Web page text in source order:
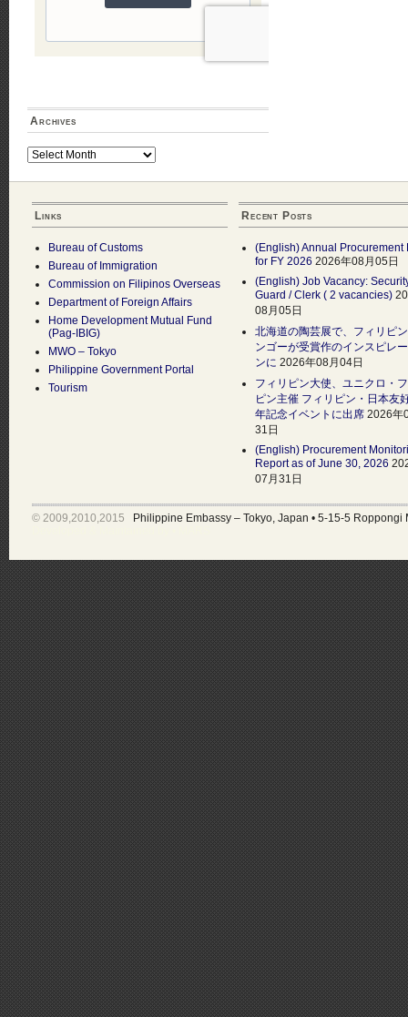
Archives
Archives
Links
Bureau of Customs
Bureau of Immigration
Commission on Filipinos Overseas
Department of Foreign Affairs
Home Development Mutual Fund
(Pag-IBIG)
MWO – Tokyo
Philippine Government Portal
Tourism
Recent Posts
(English) Annual Procurement
for FY 2026 2026年08月05日
(English) Job Vacancy:
Guard / Clerk ( 2 vacancies)
08月05日
北海道の陶芸展で、フィリピ
ンゴーが受賞作のインスピレ
ンに 2026年08月04日
フィリピン大使、ユニクロ・
ピン主催 フィリピン・日本友
年記念イベントに出席 2026年
31日
(English) Procurement
Report as of June 30, 2026
07月31日
© 2009,2010,2015 Philippine Embassy – Tokyo, Japan • 5-15-5 Roppongi